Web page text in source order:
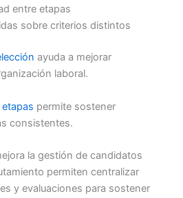
entre etapas
sobre criterios distintos
ayuda a mejorar
laboral.
permite sostener
consistentes.
la gestión de candidatos
permiten centralizar
y evaluaciones para sostener